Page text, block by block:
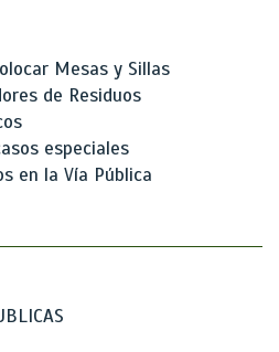
Mesas y Sillas
de Residuos
especiales
en la Vía Pública